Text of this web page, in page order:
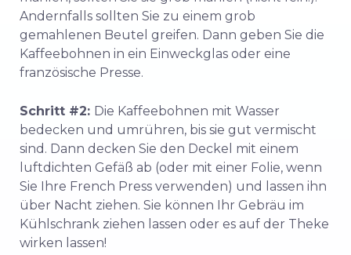
Andernfalls sollten Sie zu einem grob
gemahlenen Beutel greifen. Dann geben Sie die
Kaffeebohnen in ein Einweckglas oder eine
französische Presse.
Schritt #2: Die Kaffeebohnen mit Wasser
bedecken und umrühren, bis sie gut vermischt
sind. Dann decken Sie den Deckel mit einem
luftdichten Gefäß ab (oder mit einer Folie, wenn
Sie Ihre French Press verwenden) und lassen ihn
über Nacht ziehen. Sie können Ihr Gebräu im
Kühlschrank ziehen lassen oder es auf der Theke
wirken lassen!